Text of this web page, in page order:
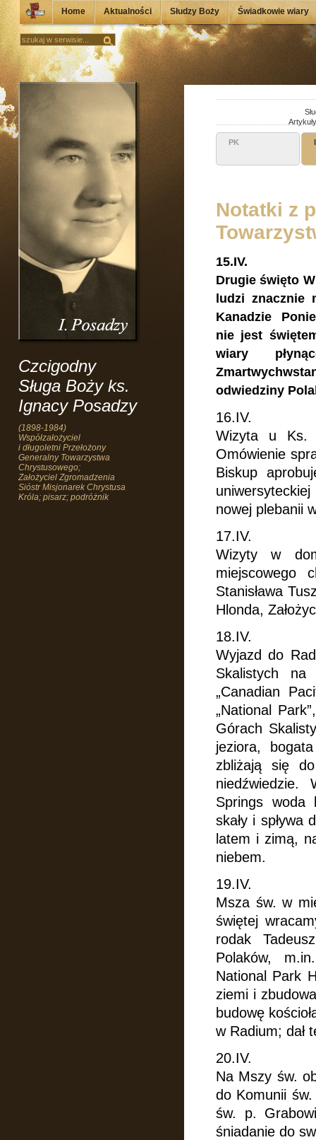
Home Aktualności Słudzy Boży Świadkowie wiary
Czcigodny
Sługa Boży ks.
Ignacy Posadzy
(1898-1984)
Współzałożyciel
i długoletni Przełożony
Generalny Towarzystwa
Chrystusowego;
Założyciel Zgromadzenia
Sióstr Misjonarek Chrystusa
Króla; pisarz; podróżnik
Artykuły
PK
Notatki z
15.IV.
Drugie święto
ludzi znacznie
Kanadzie
nie jest
wiary
odwiedziny
16.IV.
Wizyta u Ks.
Omówienie
Biskup
nowej plebanii
17.IV.
Wizyty w
miejscowego
Stanisława
Hlonda,
18.IV.
Wyjazd do
Skalistych na
„Canadian
„National
Górach
jeziora,
zbliżają się
Springs woda
skały i spływa
latem i zimą,
niebem.
19.IV.
Msza św. w
świętej
rodak
Polaków,
National Park
ziemi i
budowę
w Radium; dał
20.IV.
Na Mszy św.
do Komunii
św. p.
śniadanie do